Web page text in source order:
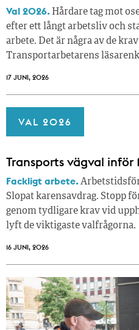
Val 2026. Hårdare tag mot
efter ett långt arbetsliv och
arbete. Det är några av de
Transportarbetarens
17 JUNI, 2026
VAL 2026
Transports vägval inför
Fackligt arbete.
Slopat karensavdrag. Stopp
genom tydligare krav vid
lyft de viktigaste valfrågorna.
16 JUNI, 2026